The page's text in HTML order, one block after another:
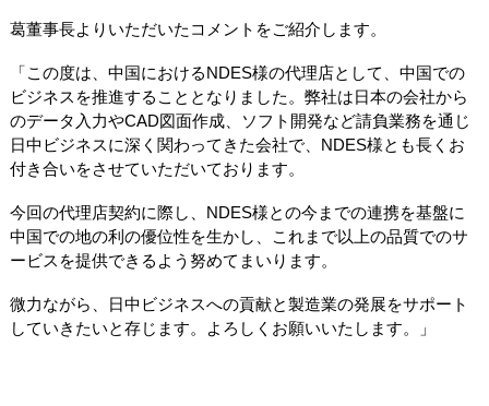
葛董事長よりいただいたコメントをご紹介します。
「この度は、中国におけるNDES様の代理店として、中国での
ビジネスを推進することとなりました。弊社は日本の会社から
のデータ入力やCAD図面作成、ソフト開発など請負業務を通じ
日中ビジネスに深く関わってきた会社で、NDES様とも長くお
付き合いをさせていただいております。
今回の代理店契約に際し、NDES様との今までの連携を基盤に
中国での地の利の優位性を生かし、これまで以上の品質でのサ
ービスを提供できるよう努めてまいります。
微力ながら、日中ビジネスへの貢献と製造業の発展をサポート
していきたいと存じます。よろしくお願いいたします。」